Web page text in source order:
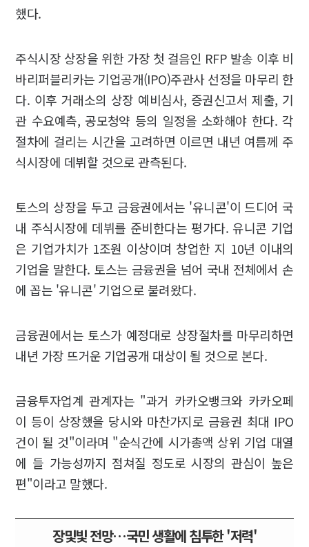
했다.
주식시장 상장을 위한 가장 첫 걸음인 RFP 발송 이후 비
바리퍼블리카는 기업공개(IPO)주관사 선정을 마무리 한
다. 이후 거래소의 상장 예비심사, 증권신고서 제출, 기
관 수요예측, 공모청약 등의 일정을 소화해야 한다. 각
절차에 걸리는 시간을 고려하면 이르면 내년 여름께 주
식시장에 데뷔할 것으로 관측된다.
토스의 상장을 두고 금융권에서는 '유니콘'이 드디어 국
내 주식시장에 데뷔를 준비한다는 평가다. 유니콘 기업
은 기업가치가 1조원 이상이며 창업한 지 10년 이내의
기업을 말한다. 토스는 금융권을 넘어 국내 전체에서 손
에 꼽는 '유니콘' 기업으로 불려왔다.
금융권에서는 토스가 예정대로 상장절차를 마무리하면
내년 가장 뜨거운 기업공개 대상이 될 것으로 본다.
금융투자업계 관계자는 "과거 카카오뱅크와 카카오페
이 등이 상장했을 당시와 마찬가지로 금융권 최대 IPO
건이 될 것"이라며 "순식간에 시가총액 상위 기업 대열
에 들 가능성까지 점쳐질 정도로 시장의 관심이 높은
편"이라고 말했다.
장및빛 전망…국민 생활에 침투한 '저력'